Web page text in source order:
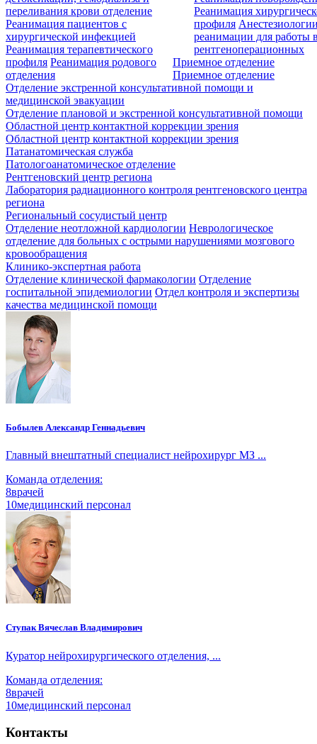
переливания крови отделение
Реанимация пациентов с
хирургической инфекцией
Реанимация терапевтического
профиля Реанимация родового
отделения
Реанимация
профиля
реанимации для работы
рентгеноперационных
Приемное отделение
Приемное отделение
Отделение экстренной консультативной помощи и
медицинской эвакуации
Отделение плановой и экстренной консультативной помощи
Областной центр контактной коррекции зрения
Областной центр контактной коррекции зрения
Патанатомическая служба
Патологоанатомическое отделение
Рентгеновский центр региона
Лаборатория радиационного контроля рентгеновского центра
региона
Региональный сосудистый центр
Отделение неотложной кардиологии Неврологическое
отделение для больных с острыми нарушениями мозгового
кровообращения
Клинико-экспертная работа
Отделение клинической фармакологии Отделение
госпитальной эпидемиологии Отдел контроля и экспертизы
качества медицинской помощи
Бобылев Александр Геннадьевич
Главный внештатный специалист нейрохирург МЗ ...
Команда отделения:
8врачей
10медицинский персонал
Ступак Вячеслав Владимирович
Куратор нейрохирургического отделения, ...
Команда отделения:
8врачей
10медицинский персонал
Контакты